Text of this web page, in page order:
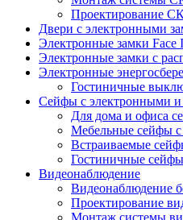
Проектирование
Двери с электронными
Электронные замки Face
Электронные замки с
Электронные
Гостиничные
Сейфы с электронными
Для дома и офиса
Мебельные сейфы
Встраиваемые
Гостиничные
Видеонаблюдение
Видеонаблюдение
Проектирование
Монтаж системы